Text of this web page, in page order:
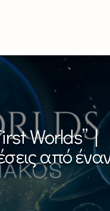
Worlds” |
από